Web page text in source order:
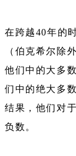
在跨越40年的
（伯克希尔除
他们中的大多
们中的绝大多
结果，他们对
负数。